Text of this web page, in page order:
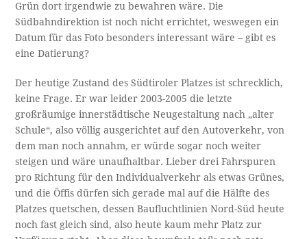
Grün dort irgendwie zu bewahren wäre. Die
Südbahndirektion ist noch nicht errichtet, weswegen ein
Datum für das Foto besonders interessant wäre – gibt es
eine Datierung?
Der heutige Zustand des Südtiroler Platzes ist schrecklich,
keine Frage. Er war leider 2003-2005 die letzte
großräumige innerstädtische Neugestaltung nach „alter
Schule“, also völlig ausgerichtet auf den Autoverkehr, von
dem man noch annahm, er würde sogar noch weiter
steigen und wäre unaufhaltbar. Lieber drei Fahrspuren
pro Richtung für den Individualverkehr als etwas Grünes,
und die Öffis dürfen sich gerade mal auf die Hälfte des
Platzes quetschen, dessen Baufluchtlinien Nord-Süd heute
noch fast gleich sind, also heute kaum mehr Platz zur